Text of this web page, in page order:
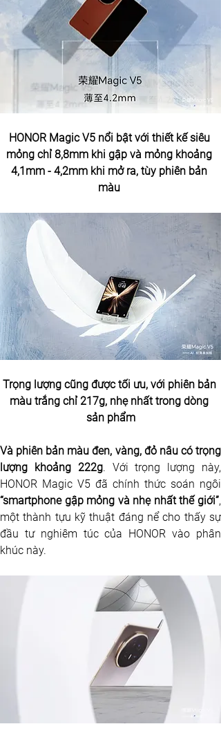
HONOR Magic V5 nổi bật với thiết kế siêu
mỏng chỉ 8,8mm khi gập và mỏng khoảng
4,1mm - 4,2mm khi mở ra, tùy phiên bản
màu
Trọng lượng cũng được tối ưu, với phiên bản
màu trắng chỉ 217g, nhẹ nhất trong dòng
sản phẩm
Và phiên bản màu đen, vàng, đỏ nâu có trọng
lượng khoảng 222g. Với trọng lượng này,
“smartphone gập mỏng và nhẹ nhất thế giới”,
một thành tựu kỹ thuật đáng nể cho thấy sự
đầu tư nghiêm túc của HONOR vào phân
khúc này.